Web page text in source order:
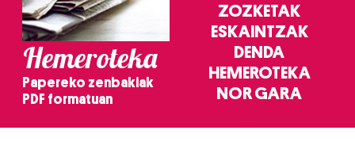
Hemeroteka
Papereko zenbakiak
PDF formatuan
ZOZKETAK
ESKAINTZAK
DENDA
HEMEROTEKA
NOR GARA